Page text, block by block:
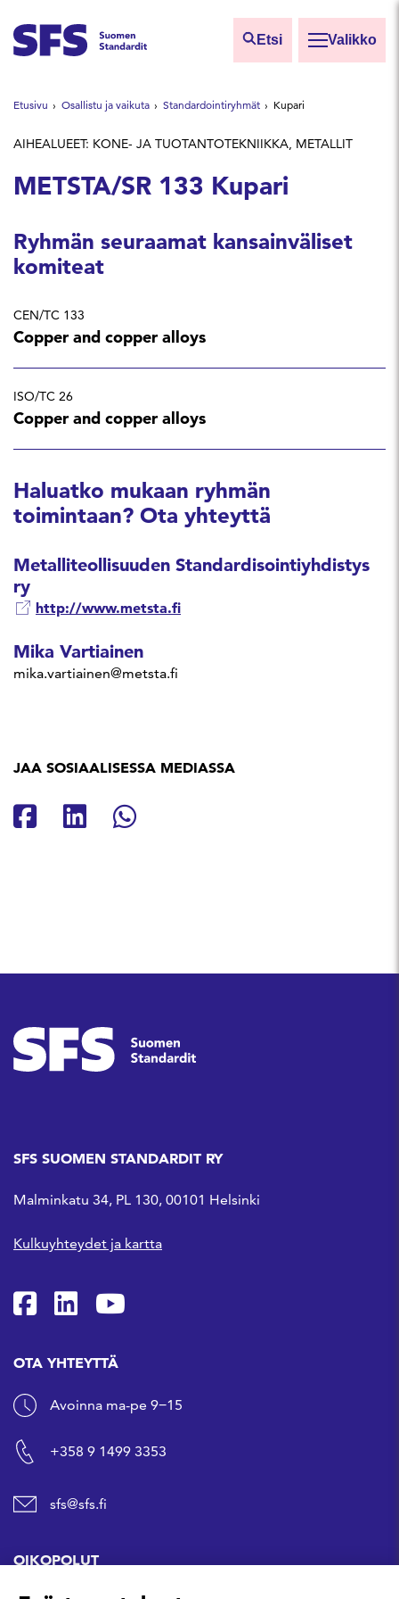
Etsi Valikko
Etsi sivuilta
Hae hakutermillä
Etusivu Osallistu ja vaikuta Standardointiryhmät Kupari
AIHEALUEET: KONE- JA TUOTANTOTEKNIIKKA, METALLIT
METSTA/SR 133 Kupari
Ryhmän seuraamat kansainväliset
komiteat
CEN/TC 133
Copper and copper alloys
ISO/TC 26
Copper and copper alloys
Haluatko mukaan ryhmän
toimintaan? Ota yhteyttä
Metalliteollisuuden Standardisointiyhdistys
ry
http://www.metsta.fi
Mika Vartiainen
mika.vartiainen@metsta.fi
JAA SOSIAALISESSA MEDIASSA
Jaa Facebookissa
Jaa Linkedinissä
Jaa Whatsappissa
SFS SUOMEN STANDARDIT RY
Malminkatu 34, PL 130, 00101 Helsinki
Kulkuyhteydet ja kartta
SFS Facebookissa
SFS Linkedinissä
SFS Youtubessa
OTA YHTEYTTÄ
Avoinna ma-pe 9−15
+358 9 1499 3353
sfs@sfs.fi
OIKOPOLUT